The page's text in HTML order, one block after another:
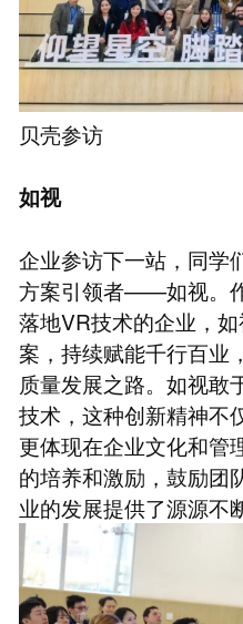
贝壳参访
如视
企业参访下一站，同学
方案引领者——如视。
落地VR技术的企业，
案，持续赋能千行百业
质量发展之路。如视敢
技术，这种创新精神不
更体现在企业文化和管
的培养和激励，鼓励团
业的发展提供了源源不